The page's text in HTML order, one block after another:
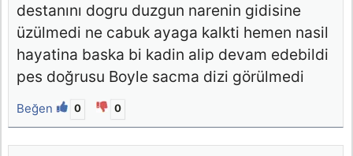
destanını dogru duzgun narenin gidisine
üzülmedi ne cabuk ayaga kalkti hemen nasil
hayatina baska bi kadin alip devam edebildi
pes doğrusu Boyle sacma dizi görülmedi
Beğen 0 0